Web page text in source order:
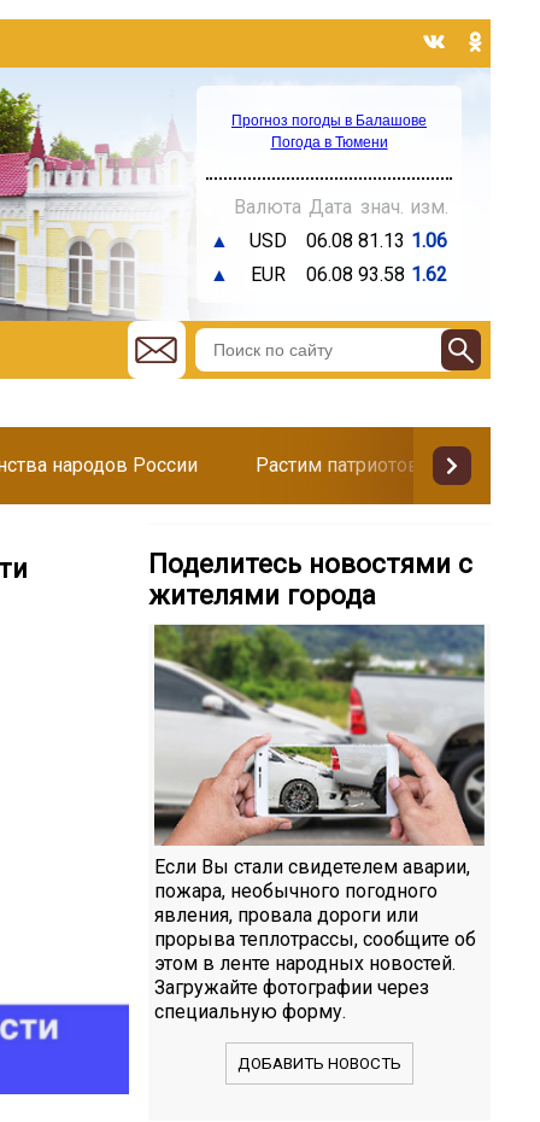
Прогноз погоды в Балашове
Погода в Тюмени
Валюта Дата знач. изм.
▲
USD 06.08 81.13 1.06
▲
EUR 06.08 93.58 1.62
народов России Растим патриотов
Поделитесь новостями с
жителями города
Если Вы стали свидетелем аварии,
пожара, необычного погодного
явления, провала дороги или
прорыва теплотрассы, сообщите об
этом в ленте народных новостей.
Загружайте фотографии через
специальную форму.
ДОБАВИТЬ НОВОСТЬ